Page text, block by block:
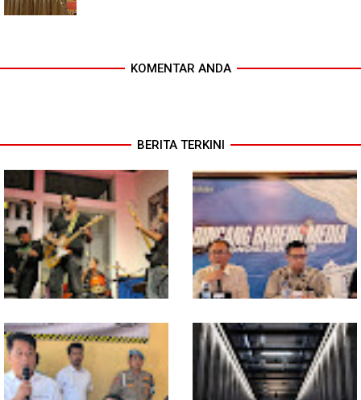
KOMENTAR ANDA
BERITA TERKINI
In Release02,Hansen Teo:
Band Medan Harus Berani
Bereskperimen
Ekonomi Sumut Triwulan II
2026 berkisar 5,06 Persen, BI :
Konsumsi RT dan